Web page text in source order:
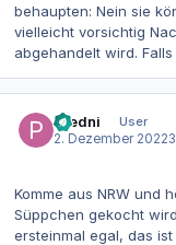
behaupten: Nein sie
vielleicht vorsichtig
abgehandelt wird.
Predni
User
2. Dezember 2022
Komme aus NRW und
Süppchen gekocht
ersteinmal egal, das